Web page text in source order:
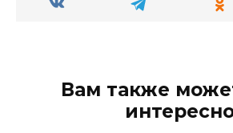
Вам также